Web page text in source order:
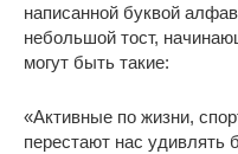
написанной буквой
небольшой тост,
могут быть такие:
«Активные по жизни,
перестают нас удивлять